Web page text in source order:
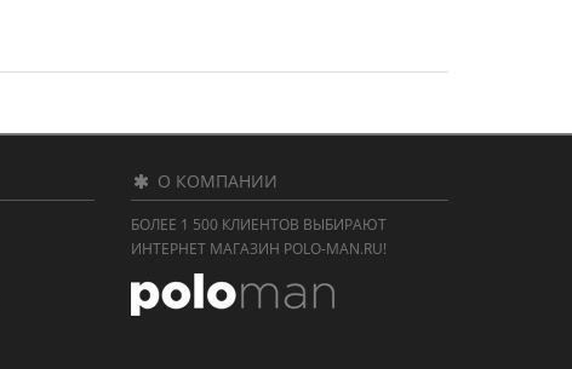
О КОМПАНИИ
БОЛЕЕ 1 500 КЛИЕНТОВ ВЫБИРАЮТ
ИНТЕРНЕТ МАГАЗИН POLO-MAN.RU!